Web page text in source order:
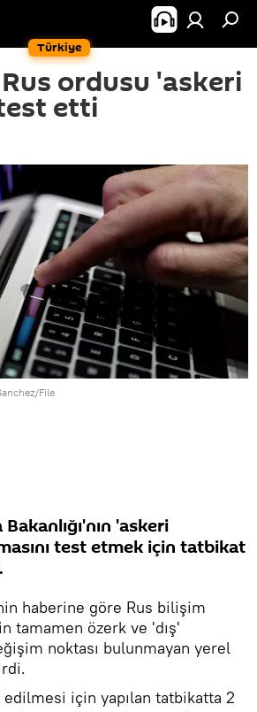
Türkiye
ordusu 'askeri
etti
File
'askeri
test etmek için tatbikat
haberine göre Rus bilişim
tamamen özerk ve 'dış'
noktası bulunmayan yerel
edilmesi için yapılan tatbikatta 2